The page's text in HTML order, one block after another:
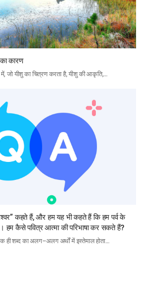
कारण
जो यीशु का चित्रण करता है, यीशु की आकृति,…
कहते हैं, और हम यह भी कहते हैं कि हम पर्व के
हम कैसे पवित्र आत्मा की परिभाषा कर सकते हैं?
ही शब्द का अलग–अलग अर्थों में इस्तेमाल होता…